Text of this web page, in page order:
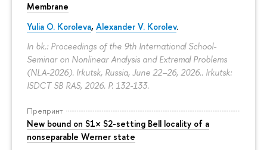
Membrane
Yulia O. Koroleva, Alexander V. Korolev.
In bk.: Proceedings of the 9th International School-
Seminar on Nonlinear Analysis and Extremal Problems
(NLA-2026). Irkutsk, Russia, June 22–26, 2026.. Irkutsk:
ISDCT SB RAS, 2026. P. 132-133.
Препринт
New bound on S1× S2-setting Bell locality of a
nonseparable Werner state